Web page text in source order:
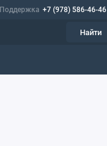
Поддержка +7 (978) 586-46-46
Найти